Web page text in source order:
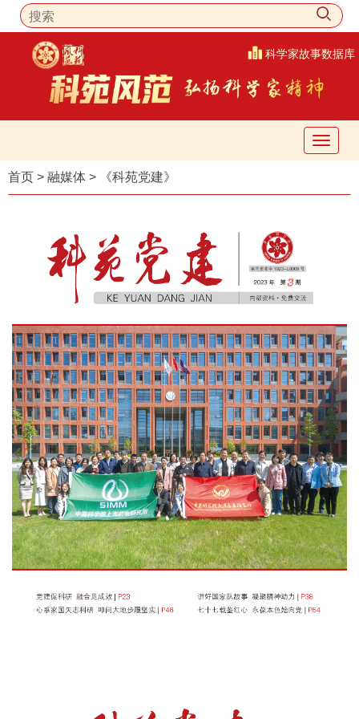
科学家故事数据库
首页 > 融媒体 > 《科苑党建》